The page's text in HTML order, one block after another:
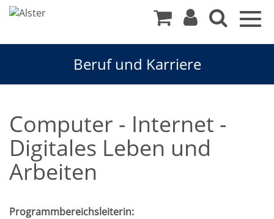
Beruf und Karriere
Computer - Internet -
Digitales Leben und
Arbeiten
Programmbereichsleiterin: